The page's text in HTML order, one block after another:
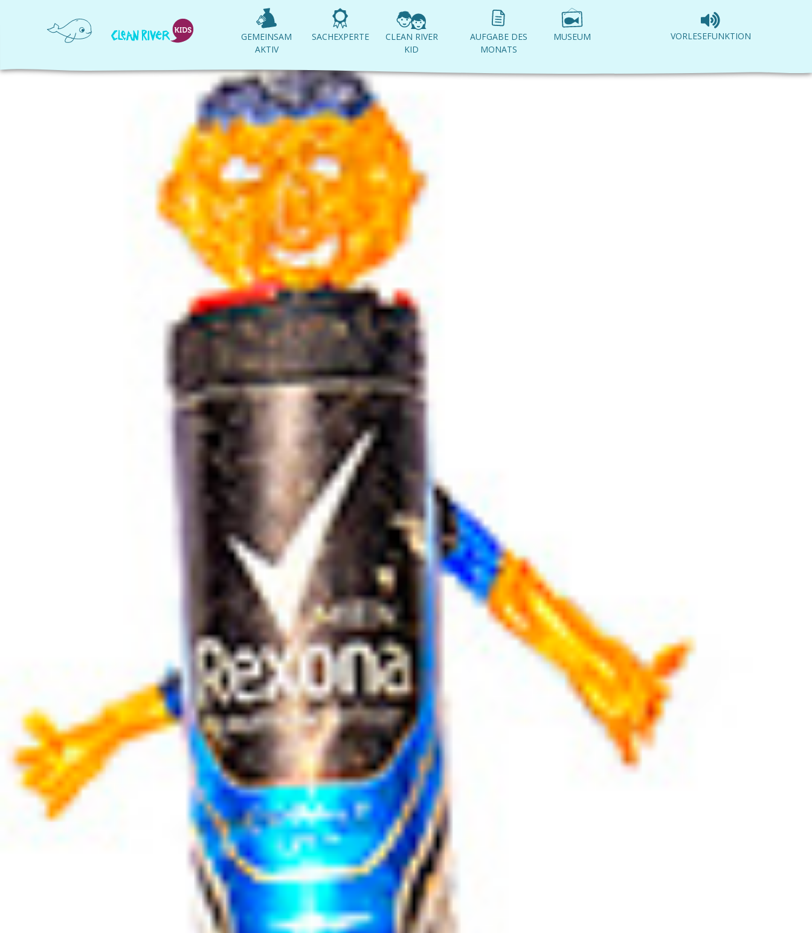
GEMEINSAM
AKTIV
SACHEXPERTE
CLEAN RIVER
KID
AUFGABE DES
MONATS
MUSEUM VORLESEFUNKTION